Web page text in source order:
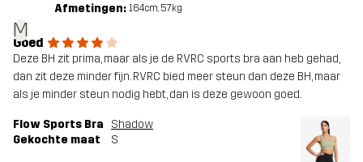
M
Afmetingen: 164cm, 57kg
Goed
Deze BH zit prima, maar als je de RVRC sports bra aan heb gehad,
dan zit deze minder fijn. RVRC bied meer steun dan deze BH, maar
als je minder steun nodig hebt, dan is deze gewoon goed.
Flow Sports Bra
Shadow
Gekochte maat
S